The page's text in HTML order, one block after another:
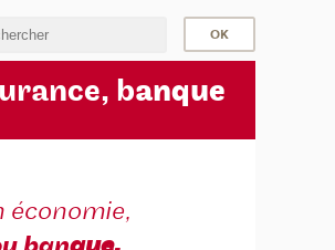
urance, banque
économie,